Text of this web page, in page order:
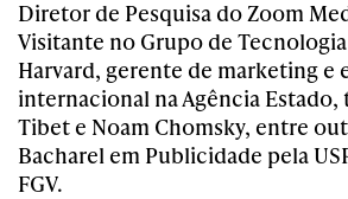
Diretor de Pesquisa do Zoom
Visitante no Grupo de
Harvard, gerente de marketing
internacional na Agência
Tibet e Noam Chomsky, entre
Bacharel em Publicidade pela
FGV.